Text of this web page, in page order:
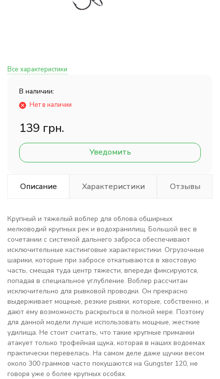
Все характеристики
В наличии:
Нет в наличии
139 грн.
Уведомить
Описание Характеристики Отзывы
Крупный и тяжелый воблер для облова обширных
мелководий крупных рек и водохранилищ. Большой вес в
сочетании с системой дальнего заброса обеспечивают
исключительные кастинговые характеристики. Огрузочные
шарики, которые при забросе откатываются в хвостовую
часть, смещая туда центр тяжести, впереди фиксируются,
попадая в специальное углубление. Воблер рассчитан
исключительно для рывковой проводки. Он прекрасно
выдерживает мощные, резкие рывки, которые, собственно, и
дают ему возможность раскрыться в полной мере. Поэтому
для данной модели лучше использовать мощные, жесткие
удилища. Не стоит считать, что такие крупные приманки
атакует только трофейная щука, которая в наших водоемах
практически перевелась. На самом деле даже щучки весом
около 300 граммов часто покушаются на Gungster 120, не
говоря уже о более крупных особях.